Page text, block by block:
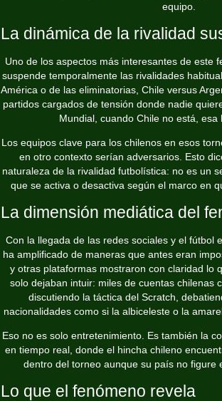
equipo.
La dinámica de la rivalidad
Uno de los aspectos más interesantes de este
suspende temporalmente las rivalidades
América o de las eliminatorias, Chile versus
partidos cargados de tensión donde nadie
Mundial, cuando Chile no está, esa
Los equipos clave para los chilenos en esos
en otro contexto serían adversarios. Esto
naturaleza de la rivalidad futbolística: no es un
que se activa o desactiva según el marco en
La dimensión mediática del
Con la llegada de las redes sociales y el fútbol
ha amplificado de maneras que antes eran
y otras plataformas mostraron con claridad lo
solo dejaban intuir: miles de cuentas chilenas
discutiendo la táctica del Scratch,
nacionalidades como si la albiceleste o la
Eso no es solo entretenimiento. Es también la
en tiempo real, donde el hincha chileno
dentro del torneo aunque su país no figure
Lo que el fenómeno revela